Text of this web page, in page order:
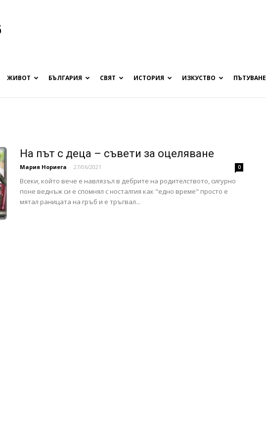
списание
хапки
ЖИВОТ БЪЛГАРИЯ СВЯТ ИСТОРИЯ ИЗКУСТВО ПЪТУВАНЕ
На път с деца – съвети за оцеляване
Мария Нориега - 27/06/2021 0
Всеки, който вече е навлязъл в дебрите на родителството, сигурно
поне веднъж си е спомнял с носталгия как "едно време" просто е
мятал раницата на гръб и е тръгвал...